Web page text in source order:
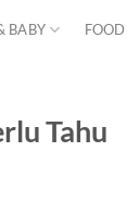
BABY FOOD
Tahu